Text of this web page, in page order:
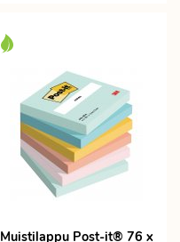
Muistilappu Post-it® 76 x